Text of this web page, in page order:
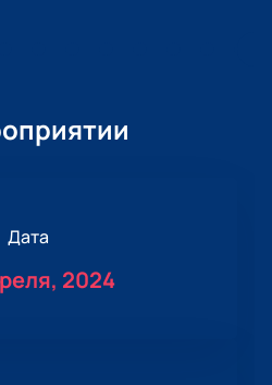
Дата
2024